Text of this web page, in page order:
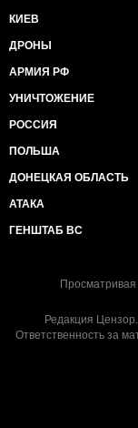
КИЕВ
ДРОНЫ
АРМИЯ РФ
УНИЧТОЖЕНИЕ
РОССИЯ
ПОЛЬША
ДОНЕЦКАЯ ОБЛАСТЬ
АТАКА
ГЕНШТАБ ВС
Редакция
Ответственность за